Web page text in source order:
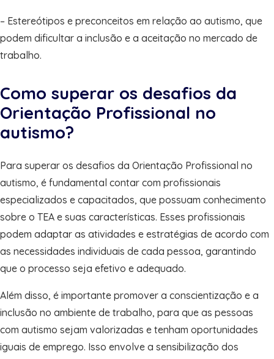
– Estereótipos e preconceitos em relação ao autismo, que
podem dificultar a inclusão e a aceitação no mercado de
trabalho.
Como superar os desafios da
Orientação Profissional no
autismo?
Para superar os desafios da Orientação Profissional no
autismo, é fundamental contar com profissionais
especializados e capacitados, que possuam conhecimento
sobre o TEA e suas características. Esses profissionais
podem adaptar as atividades e estratégias de acordo com
as necessidades individuais de cada pessoa, garantindo
que o processo seja efetivo e adequado.
Além disso, é importante promover a conscientização e a
inclusão no ambiente de trabalho, para que as pessoas
com autismo sejam valorizadas e tenham oportunidades
iguais de emprego. Isso envolve a sensibilização dos